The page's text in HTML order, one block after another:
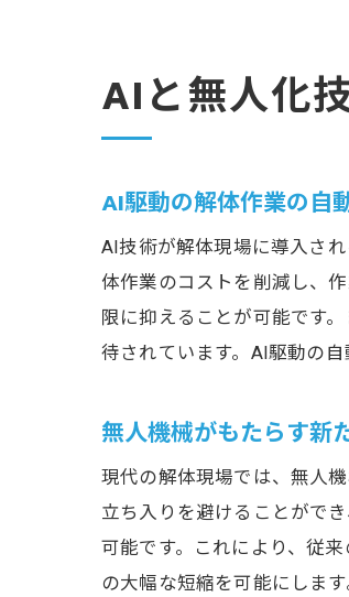
AIと無人化
AI駆動の解体作業の自
AI技術が解体現場に導入さ
体作業のコストを削減し、
限に抑えることが可能です
待されています。AI駆動の
無人機械がもたらす新
現代の解体現場では、無人
立ち入りを避けることがで
可能です。これにより、従
の大幅な短縮を可能にしま